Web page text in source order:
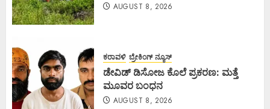
AUGUST 8, 2026
ಕರಾವಳಿ ಬ್ರೇಕಿಂಗ್ ನ್ಯೂಸ್
ಡೇವಿಡ್ ಡಿಸೋಜ ಕೊಲೆ ಪ್ರಕರಣ: ಮತ್ತೆ
ಮೂವರ ಬಂಧನ
AUGUST 8, 2026